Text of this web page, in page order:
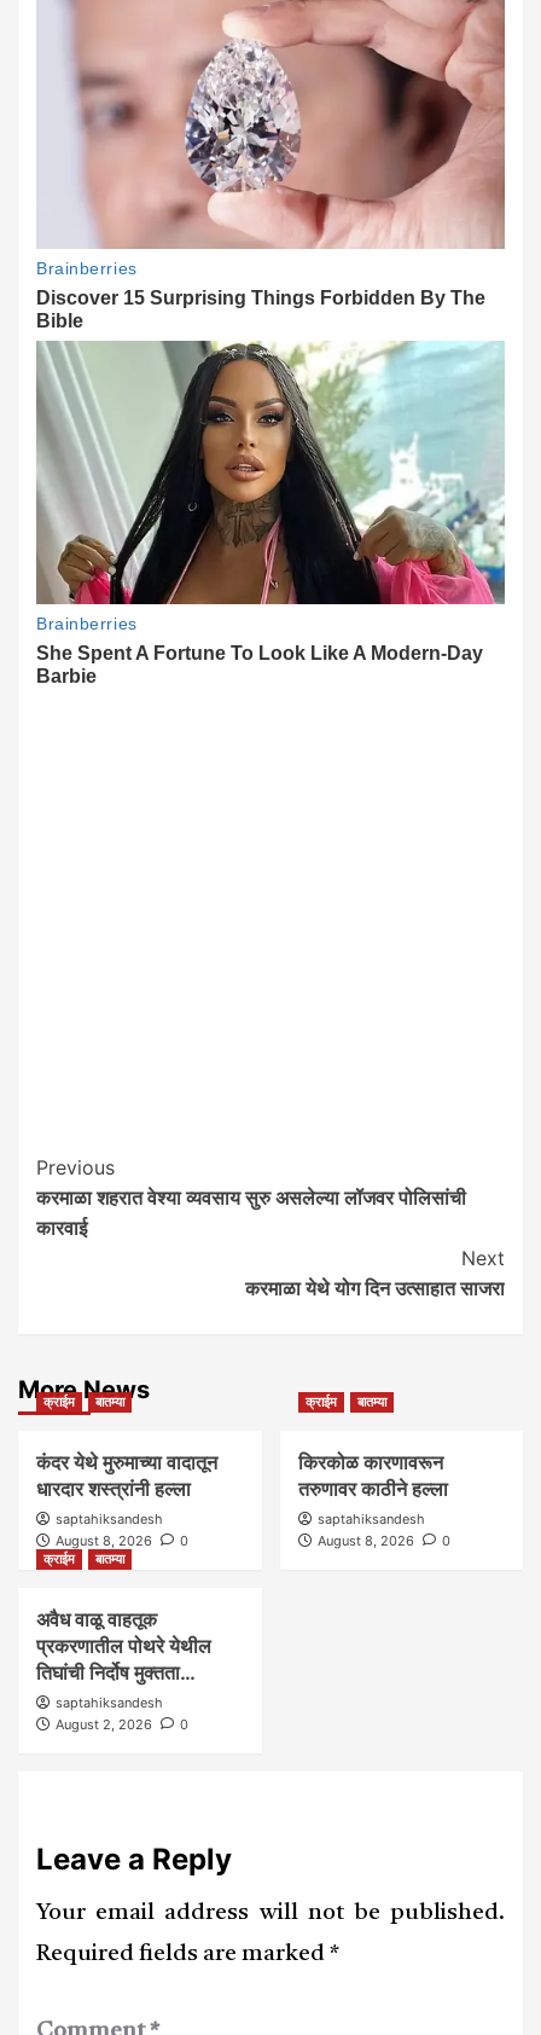
Post
Navigation
Previous
करमाळा शहरात वेश्या व्यवसाय सुरु असलेल्या लॉजवर पोलिसांची
कारवाई
Next
करमाळा येथे योग दिन उत्साहात साजरा
More News
क्राईम बातम्या
कंदर येथे मुरुमाच्या वादातून
धारदार शस्त्रांनी हल्ला
saptahiksandesh
August 8, 2026
0
क्राईम बातम्या
किरकोळ कारणावरून
तरुणावर काठीने हल्ला
saptahiksandesh
August 8, 2026
0
क्राईम
बातम्या
अवैध वाळू वाहतूक
प्रकरणातील पोथरे येथील
तिघांची निर्दोष मुक्तता…
saptahiksandesh
August 2, 2026
0
Leave a Reply
Your email address will not be published.
Required fields are marked *